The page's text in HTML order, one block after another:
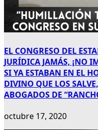
EL CONGRESO DEL
JURÍDICA JAMÁS, ¡NO
SI YA ESTABAN EN EL
DIVINO QUE LOS
ABOGADOS DE
octubre 17, 2020